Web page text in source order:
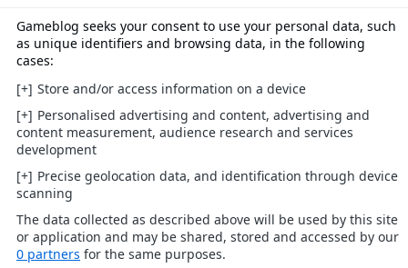
disponible. Cela signifie que les joueurs ne
pourront plus accéder à l’application Éditeur
pas connu, sont des créations des joueuses et
joueurs de personnages en 3D. Des alter egos
virtuels pour les représenter au mieux sur leur
profil et en ligne. Une fonctionnalité historique
apparue pour la première fois sur Xbox 360.
Ce retrait de l'Éditeur d'avatar sera effectif le 9